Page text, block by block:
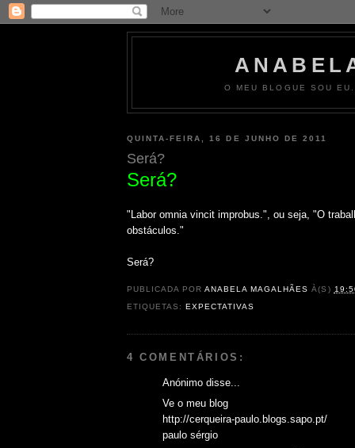
O MEU BLOGUE SOU
QUINTA-FEIRA, 16 DE JUNHO DE 2011
Será?
Será?
"Labor omnia vincit improbus.", ou seja, "O
obstáculos."
Será?
PUBLICADA PORANABELA MAGALHÃES À(S)
ETIQUETAS:EXPECTATIVAS
4 COMENTÁRIOS:
Anónimo disse...
Ve o meu blog
http://cerqueira-paulo.blogs.sapo.pt/
paulo sérgio